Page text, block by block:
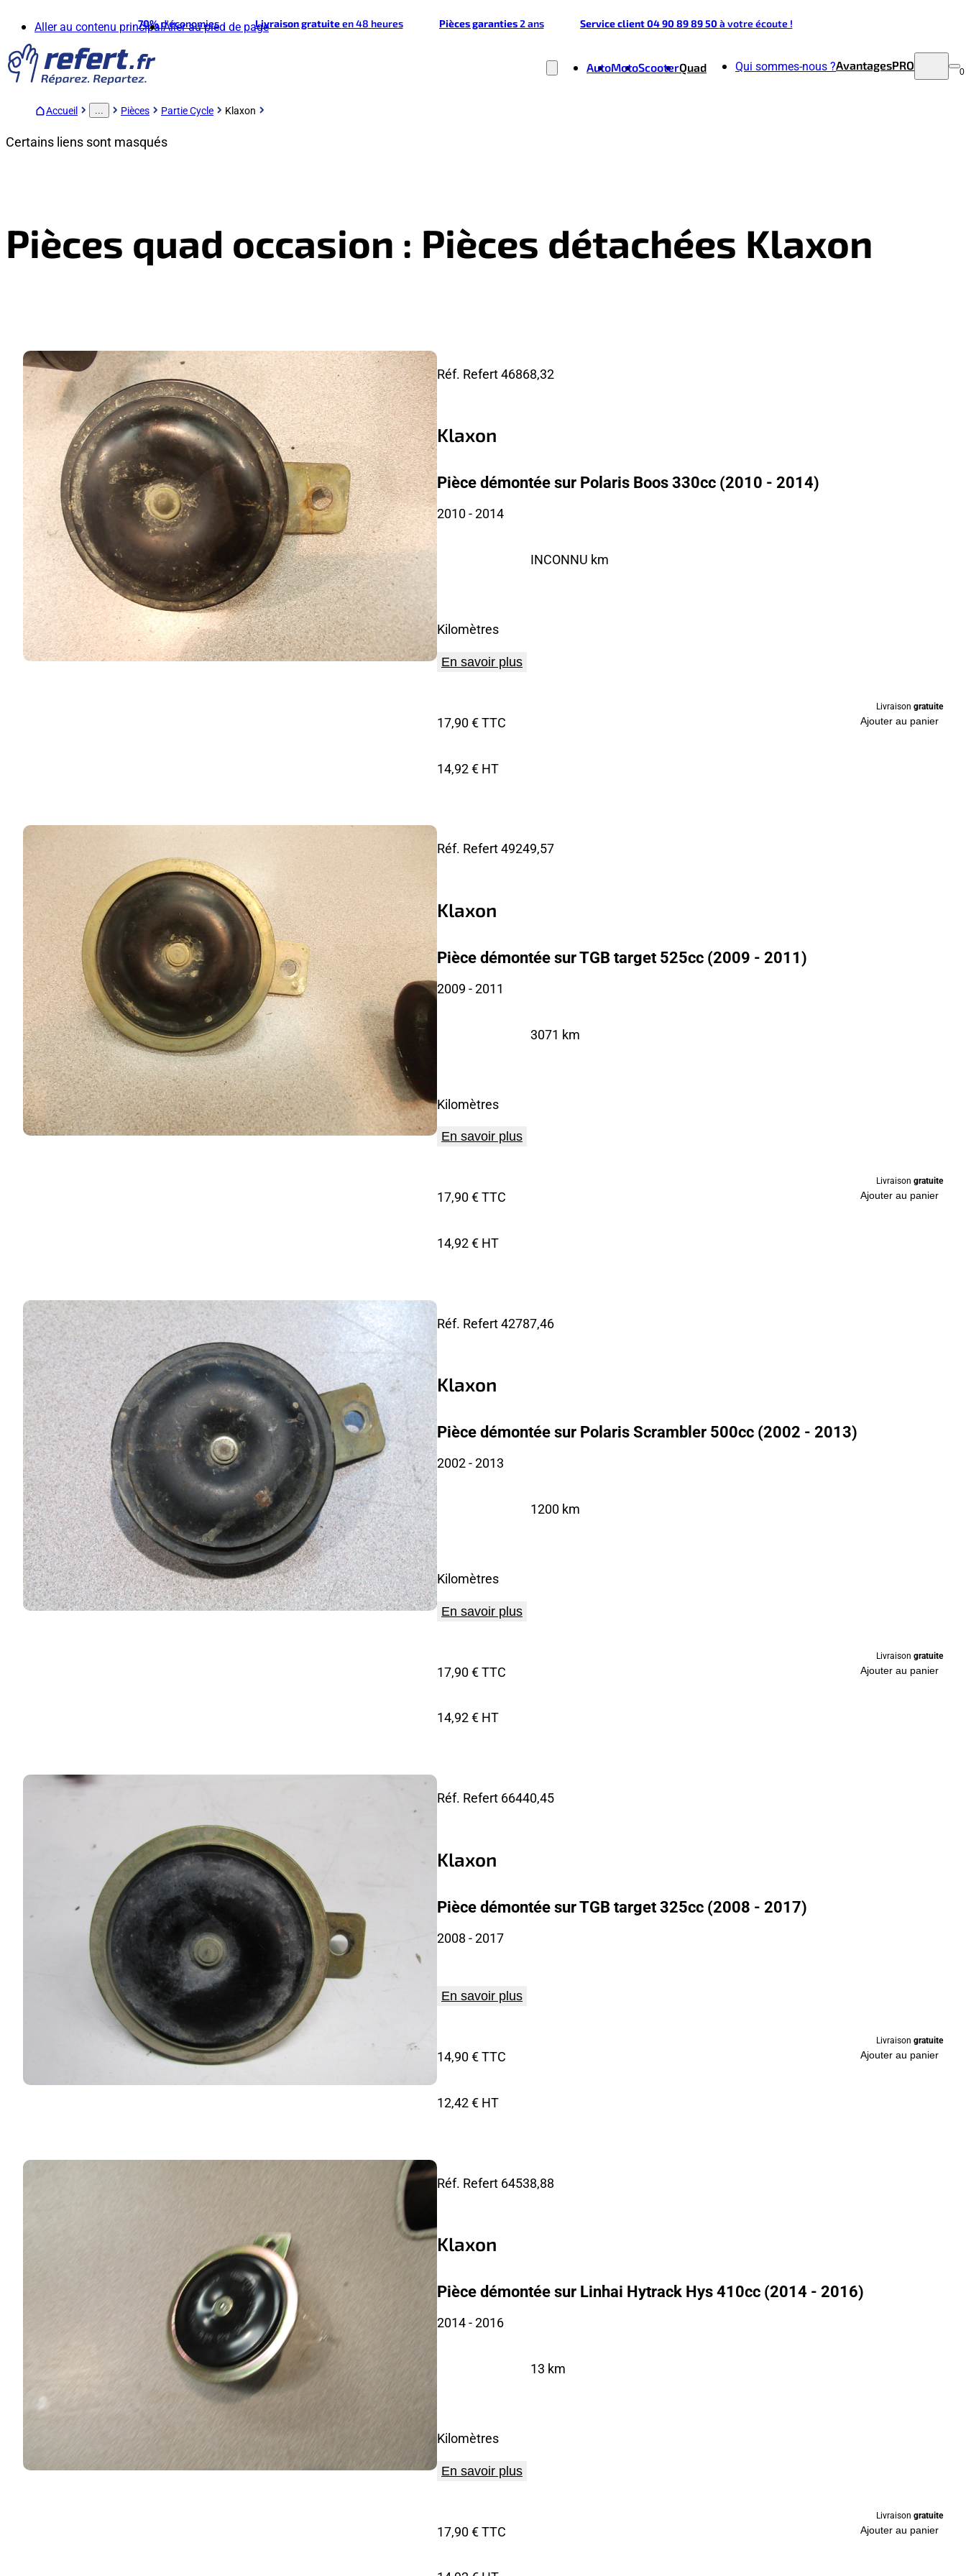
Aller au contenu principalAller au pied de page
70%d'économies Livraison gratuiteen 48 heures Pièces garanties2 ans Service client 04 90 89 89 50à votre écoute !
AutoMotoScooterQuad Qui sommes-nous ?AvantagesPRO 0
Accueil ... Pièces Partie Cycle Klaxon
Certains liens sont masqués
Pièces quad occasion : Pièces détachées Klaxon
Réf. Refert46868,32
Klaxon
Pièce démontée sur Polaris Boos 330cc (2010 - 2014)
2010- 2014
Kilomètres
INCONNU km
En savoir plus
17,90 € TTC
14,92 € HT
Livraison gratuite
Ajouter au panier
Réf. Refert49249,57
Klaxon
Pièce démontée sur TGB target 525cc (2009 - 2011)
2009 - 2011
Kilomètres
3071 km
En savoir plus
17,90 € TTC
14,92 € HT
Livraison gratuite
Ajouter au panier
Réf. Refert42787,46
Klaxon
Pièce démontée sur Polaris Scrambler 500cc (2002 - 2013)
2002- 2013
Kilomètres
1200 km
En savoir plus
17,90 € TTC
14,92 € HT
Livraison gratuite
Ajouter au panier
Réf. Refert 66440,45
Klaxon
Pièce démontée sur TGB target 325cc (2008 - 2017)
2008 - 2017
En savoir plus
14,90 € TTC
12,42 € HT
Livraison gratuite
Ajouter au panier
Réf. Refert 64538,88
Klaxon
Pièce démontée sur Linhai Hytrack Hys 410cc (2014 - 2016)
2014- 2016
Kilomètres
13 km
En savoir plus
17,90 € TTC
Livraison gratuite
Ajouter au panier